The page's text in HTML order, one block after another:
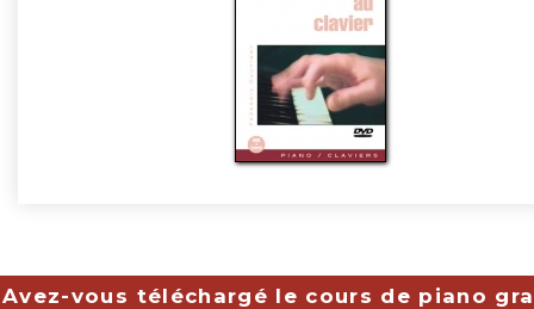
Avez-vous téléchargé le cours de piano